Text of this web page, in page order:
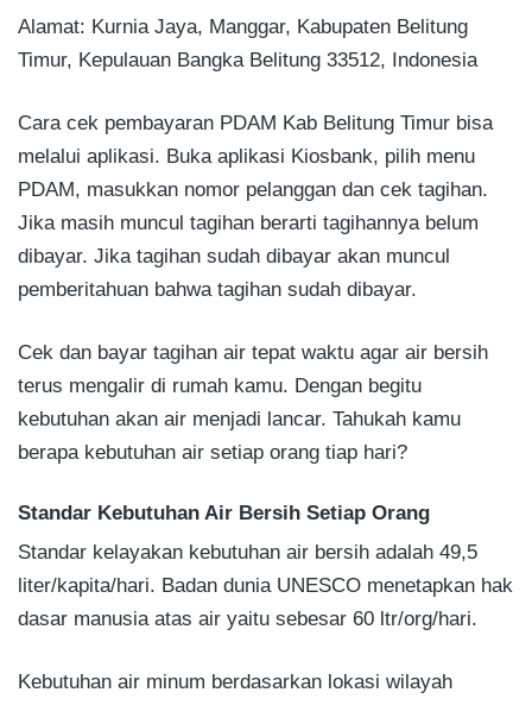
Alamat: Kurnia Jaya, Manggar, Kabupaten Belitung
Timur, Kepulauan Bangka Belitung 33512, Indonesia
Cara cek pembayaran PDAM Kab Belitung Timur bisa
melalui aplikasi. Buka aplikasi Kiosbank, pilih menu
PDAM, masukkan nomor pelanggan dan cek tagihan.
Jika masih muncul tagihan berarti tagihannya belum
dibayar. Jika tagihan sudah dibayar akan muncul
pemberitahuan bahwa tagihan sudah dibayar.
Cek dan bayar tagihan air tepat waktu agar air bersih
terus mengalir di rumah kamu. Dengan begitu
kebutuhan akan air menjadi lancar. Tahukah kamu
berapa kebutuhan air setiap orang tiap hari?
Standar Kebutuhan Air Bersih Setiap Orang
Standar kelayakan kebutuhan air bersih adalah 49,5
liter/kapita/hari. Badan dunia UNESCO menetapkan hak
dasar manusia atas air yaitu sebesar 60 ltr/org/hari.
Kebutuhan air minum berdasarkan lokasi wilayah